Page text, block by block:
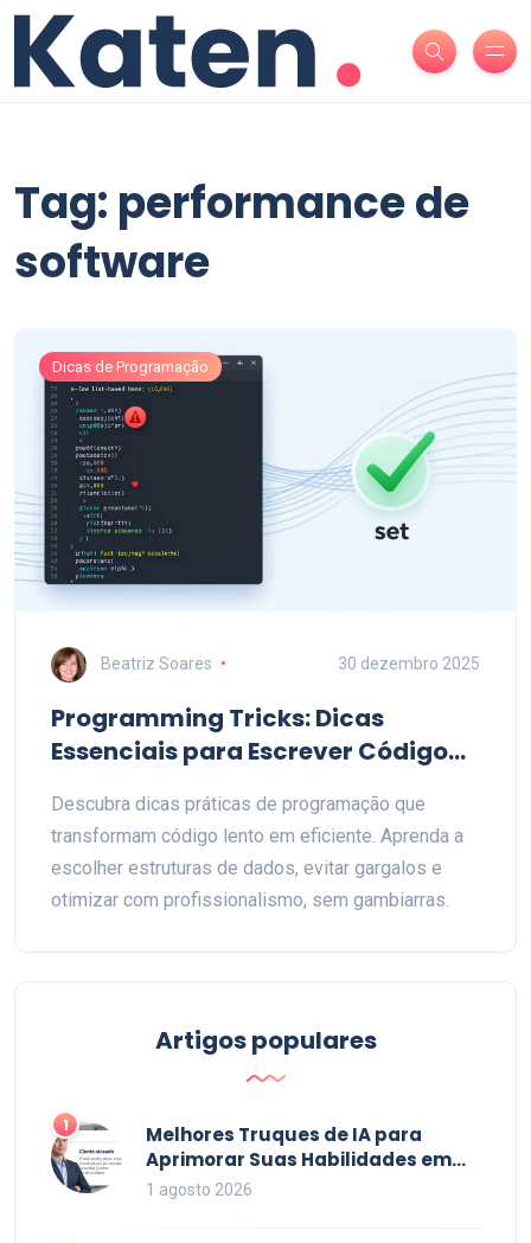
Tag: performance de
software
Dicas de Programação
Beatriz Soares 30 dezembro 2025
Programming Tricks: Dicas
Essenciais para Escrever Código
Descubra dicas práticas de programação que
transformam código lento em eficiente. Aprenda a
escolher estruturas de dados, evitar gargalos e
otimizar com profissionalismo, sem gambiarras.
Artigos populares
1
Melhores Truques de IA para
Aprimorar Suas Habilidades em
2026
1 agosto 2026